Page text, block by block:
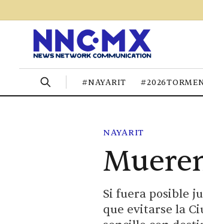
#NAYARIT
NAYARIT
Si fuera posible
que evitarse la